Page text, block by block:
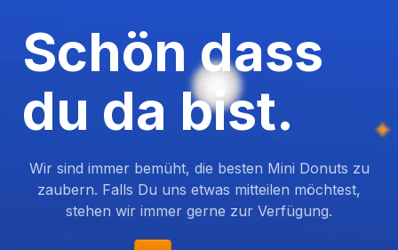
Schön dass
du da bist.
Wir sind immer bemüht, die besten Mini Donuts zu
zaubern. Falls Du uns etwas mitteilen möchtest,
stehen wir immer gerne zur Verfügung.